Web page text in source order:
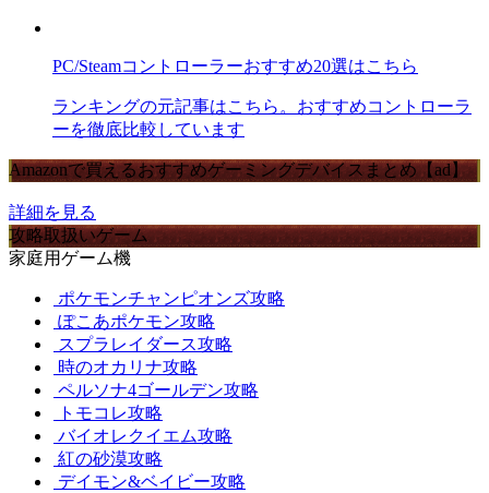
PC/Steamコントローラーおすすめ20選はこちら
ランキングの元記事はこちら。おすすめコントローラ
ーを徹底比較しています
Amazonで買えるおすすめゲーミングデバイスまとめ【ad】
詳細を見る
攻略取扱いゲーム
家庭用ゲーム機
ポケモンチャンピオンズ攻略
ぽこあポケモン攻略
スプラレイダース攻略
時のオカリナ攻略
ペルソナ4ゴールデン攻略
トモコレ攻略
バイオレクイエム攻略
紅の砂漠攻略
デイモン&ベイビー攻略